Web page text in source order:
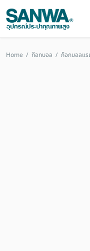
Home / ก๊อกบอล / ก๊อกบอลแร